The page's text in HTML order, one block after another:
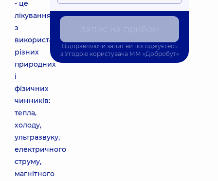
- це
лікування
з
використанням
різних
природних
і
фізичних
чинників:
тепла,
холоду,
ультразвуку,
електричного
струму,
магнітного
Відправляючи запит ви погоджуєтесь
з Угодою користувача ММ «Добробут»